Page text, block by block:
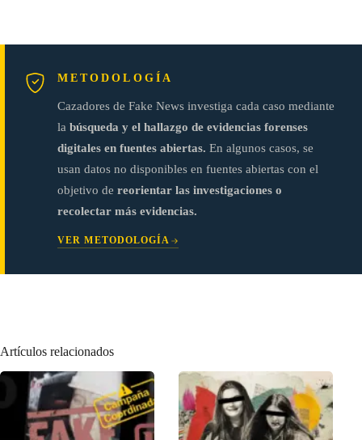
METODOLOGÍA
Cazadores de Fake News investiga cada caso mediante
la búsqueda y el hallazgo de evidencias forenses
digitales en fuentes abiertas. En algunos casos, se
usan datos no disponibles en fuentes abiertas con el
objetivo de reorientar las investigaciones o
recolectar más evidencias.
VER METODOLOGÍA
Artículos relacionados